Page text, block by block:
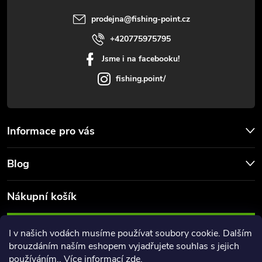
I v našich vodách musíme používat soubory cookie. Dalším
brouzdáním naším eshopem vyjadřujete souhlas s jejich
používáním.. Více informacízde.
prodejna@fishing-point.cz
+420775975795
Jsme i na facebooku!
fishing.point/
Informace pro vás
Blog
Nákupní košík
0 KČ